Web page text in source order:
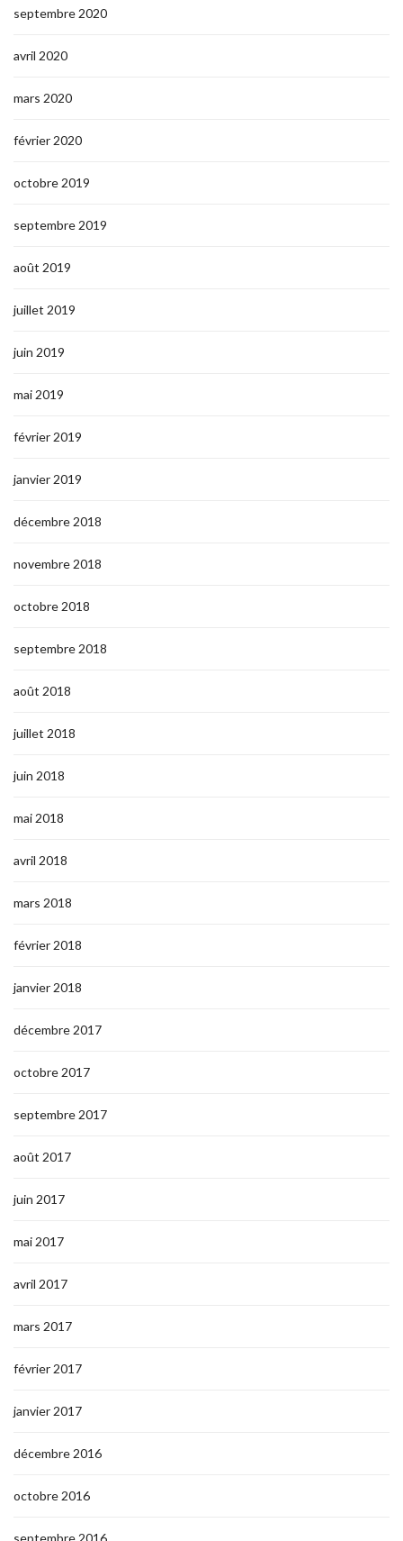
septembre 2020
avril 2020
mars 2020
février 2020
octobre 2019
septembre 2019
août 2019
juillet 2019
juin 2019
mai 2019
février 2019
janvier 2019
décembre 2018
novembre 2018
octobre 2018
septembre 2018
août 2018
juillet 2018
juin 2018
mai 2018
avril 2018
mars 2018
février 2018
janvier 2018
décembre 2017
octobre 2017
septembre 2017
août 2017
juin 2017
mai 2017
avril 2017
mars 2017
février 2017
janvier 2017
décembre 2016
octobre 2016
septembre 2016